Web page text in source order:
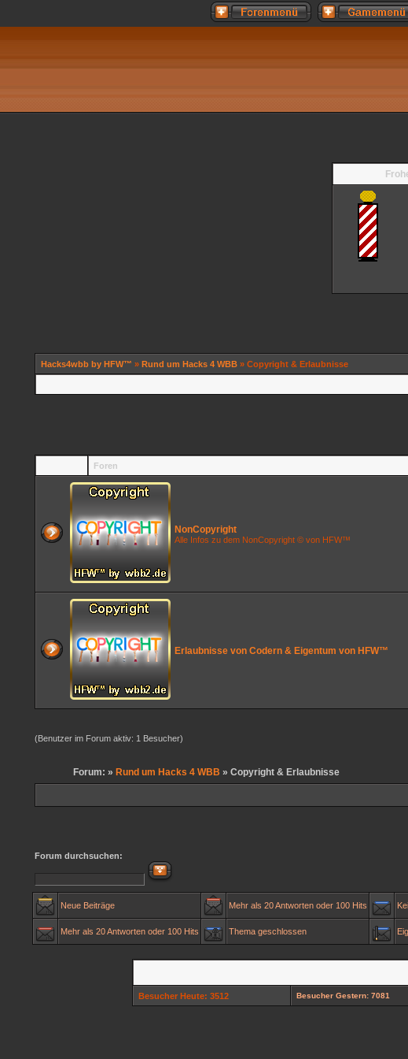
Hacks4wbb by HFW™ » Rund um Hacks 4 WBB » Copyright & Erlaubnisse
Foren
NonCopyright
Alle Infos zu dem NonCopyright © von HFW™
Erlaubnisse von Codern & Eigentum von HFW™
(Benutzer im Forum aktiv: 1 Besucher)
Forum: » Rund um Hacks 4 WBB » Copyright & Erlaubnisse
Forum durchsuchen:
Neue Beiträge Mehr als 20 Antworten oder 100 Hits
Mehr als 20 Antworten oder 100 Hits Thema geschlossen
Besucher Heute: 3512 Besucher Gestern: 7081